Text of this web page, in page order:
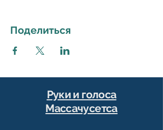
Поделиться
Руки и голоса
Массачусетса